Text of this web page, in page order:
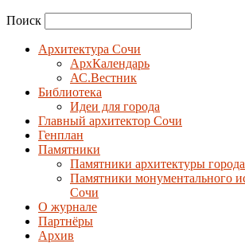
Поиск
Архитектура Сочи
АрхКалендарь
АС.Вестник
Библиотека
Идеи для города
Главный архитектор Сочи
Генплан
Памятники
Памятники архитектуры
Памятники монументального
Сочи
О журнале
Партнёры
Архив